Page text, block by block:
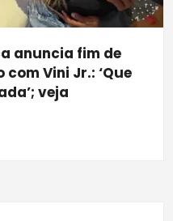
anuncia fim de
Vini Jr.: ‘Que
veja